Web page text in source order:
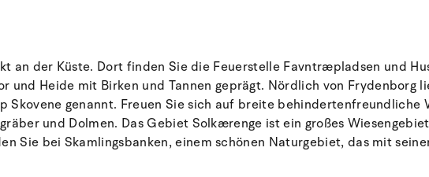
an der Küste. Dort finden Sie die Feuerstelle Favntræpladsen und
und Heide mit Birken und Tannen geprägt. Nördlich von Frydenborg
Skovene genannt. Freuen Sie sich auf breite
und Dolmen. Das Gebiet Solkærenge ist ein großes
Sie bei Skamlingsbanken, einem schönen Naturgebiet, das mit